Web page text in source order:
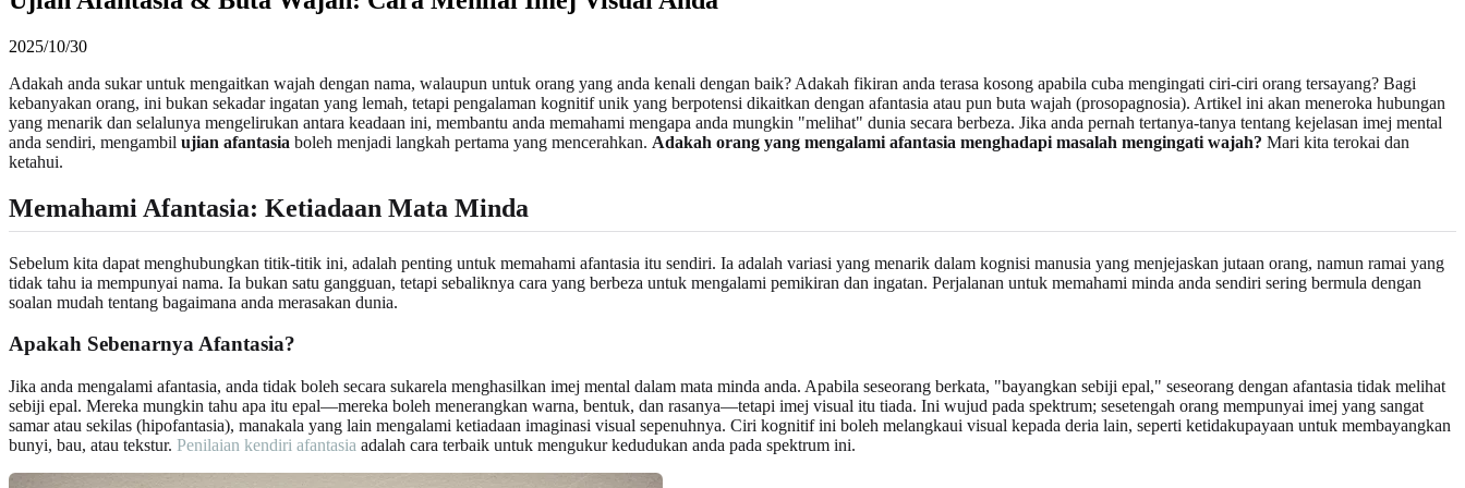
2025/10/30
Adakah anda sukar untuk mengaitkan wajah dengan nama, walaupun untuk orang yang anda kenali dengan baik? Adakah fikiran anda terasa kosong apabila cuba mengingati ciri-ciri orang tersayang? Bagi
kebanyakan orang, ini bukan sekadar ingatan yang lemah, tetapi pengalaman kognitif unik yang berpotensi dikaitkan dengan afantasia atau pun buta wajah (prosopagnosia). Artikel ini akan meneroka hubungan
yang menarik dan selalunya mengelirukan antara keadaan ini, membantu anda memahami mengapa anda mungkin "melihat" dunia secara berbeza. Jika anda pernah tertanya-tanya tentang kejelasan imej mental
anda sendiri, mengambil ujian afantasia boleh menjadi langkah pertama yang mencerahkan. Adakah orang yang mengalami afantasia menghadapi masalah mengingati wajah? Mari kita terokai dan
ketahui.
Memahami Afantasia: Ketiadaan Mata Minda
Sebelum kita dapat menghubungkan titik-titik ini, adalah penting untuk memahami afantasia itu sendiri. Ia adalah variasi yang menarik dalam kognisi manusia yang menjejaskan jutaan orang, namun ramai yang
tidak tahu ia mempunyai nama. Ia bukan satu gangguan, tetapi sebaliknya cara yang berbeza untuk mengalami pemikiran dan ingatan. Perjalanan untuk memahami minda anda sendiri sering bermula dengan
soalan mudah tentang bagaimana anda merasakan dunia.
Apakah Sebenarnya Afantasia?
Jika anda mengalami afantasia, anda tidak boleh secara sukarela menghasilkan imej mental dalam mata minda anda. Apabila seseorang berkata, "bayangkan sebiji epal," seseorang dengan afantasia tidak melihat
sebiji epal. Mereka mungkin tahu apa itu epal—mereka boleh menerangkan warna, bentuk, dan rasanya—tetapi imej visual itu tiada. Ini wujud pada spektrum; sesetengah orang mempunyai imej yang sangat
samar atau sekilas (hipofantasia), manakala yang lain mengalami ketiadaan imaginasi visual sepenuhnya. Ciri kognitif ini boleh melangkaui visual kepada deria lain, seperti ketidakupayaan untuk membayangkan
bunyi, bau, atau tekstur. Penilaian kendiri afantasia adalah cara terbaik untuk mengukur kedudukan anda pada spektrum ini.